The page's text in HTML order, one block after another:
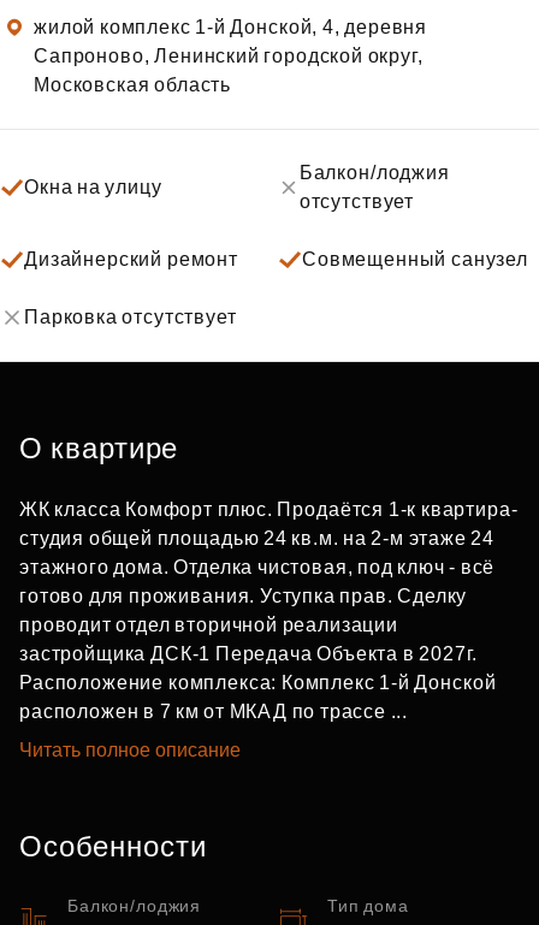
жилой комплекс 1-й Донской, 4, деревня
Сапроново, Ленинский городской округ,
Московская область
Окна на улицу
Балкон/лоджия
отсутствует
Дизайнерский ремонт Совмещенный санузел
Парковка отсутствует
О квартире
ЖК класса Комфорт плюс. Продаётся 1-к квартира-
студия общей площадью 24 кв.м. на 2-м этаже 24
этажного дома. Отделка чистовая, под ключ - всё
готово для проживания. Уступка прав. Сделку
проводит отдел вторичной реализации
застройщика ДСК-1 Передача Объекта в 2027г.
Расположение комплекса: Комплекс 1-й Донской
расположен в 7 км от МКАД по трассе ...
Читать полное описание
Особенности
Балкон/лоджия Тип дома